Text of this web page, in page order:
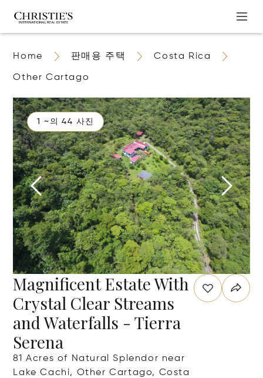
Home 판매용 주택 Costa Rica
Other Cartago
1 ~의 44 사진
Magnificent Estate With
Crystal Clear Streams
and Waterfalls - Tierra
Serena
81 Acres of Natural Splendor near
Lake Cachi, Other Cartago, Costa